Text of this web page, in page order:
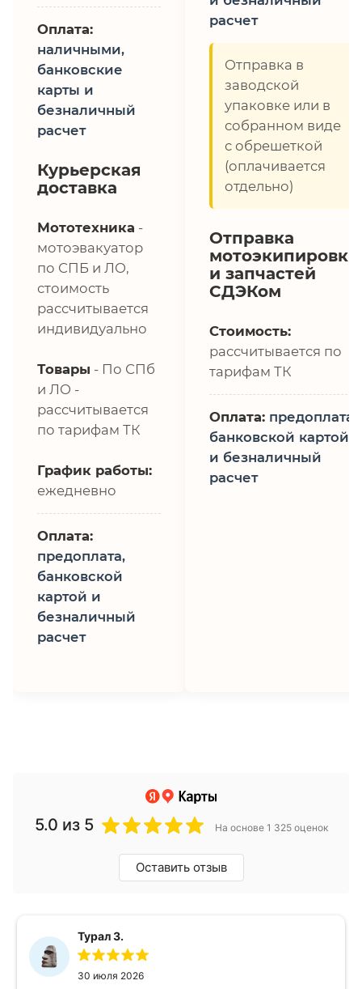
Оплата:
наличными,
банковские
карты и
безналичный
расчет
Курьерская
доставка
Мототехника -
мотоэвакуатор
по СПБ и ЛО,
стоимость
рассчитывается
индивидуально
Товары - По СПб
и ЛО -
рассчитывается
по тарифам ТК
График работы:
ежедневно
Оплата:
предоплата,
банковской
картой и
безналичный
расчет
расчет
Отправка в
заводской
упаковке или в
собранном виде
с обрешеткой
(оплачивается
отдельно)
Отправка
мотоэкипировки
и запчастей
СДЭКом
Стоимость:
рассчитывается по
тарифам ТК
Оплата: предоплата,
банковской картой
и безналичный
расчет
5.0 из 5 На основе 1 325 оценок
Оставить отзыв
Турал З.
30 июля 2026